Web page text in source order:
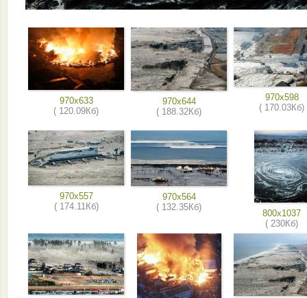
970x633
( 120.09Кб)
970x644
( 188.32Кб)
970x598
( 170.03Кб)
970x557
( 174.11Кб)
970x564
( 132.35Кб)
800x1037
( 230Кб)